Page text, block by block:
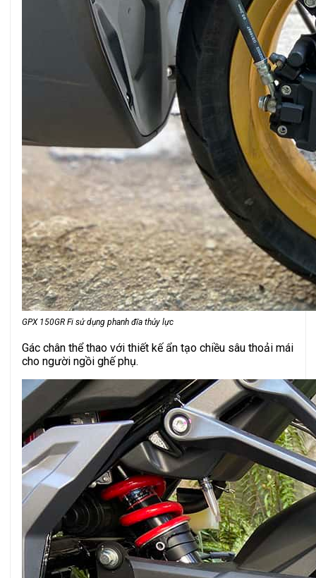
GPX 150GR Fi sử dụng phanh đĩa thủy lực
Gác chân thể thao với thiết kế ẩn tạo chiều sâu thoải mái
cho người ngồi ghế phụ.